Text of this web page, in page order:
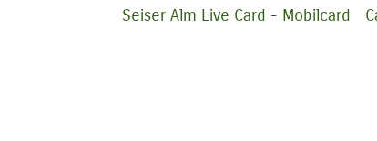
Seiser Alm Live Card - Mobilcard